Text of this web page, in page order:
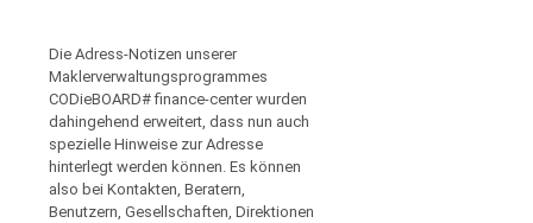
Die Adress-Notizen unserer
Maklerverwaltungsprogrammes
CODieBOARD# finance-center wurden
dahingehend erweitert, dass nun auch
spezielle Hinweise zur Adresse
hinterlegt werden können. Es können
also bei Kontakten, Beratern,
Benutzern, Gesellschaften, Direktionen